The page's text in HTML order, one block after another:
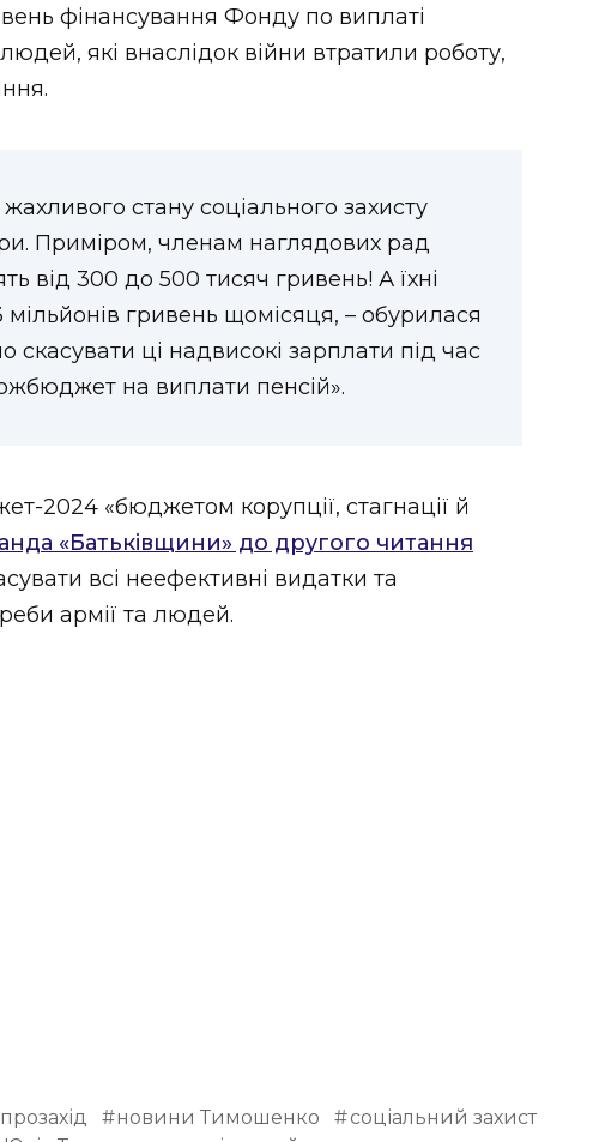
фінансування Фонду по виплаті
які внаслідок війни втратили роботу,
стану соціального захисту
Приміром, членам наглядових рад
від 300 до 500 тисяч гривень! А їхні
гривень щомісяця, – обурилася
ці надвисокі зарплати під час
на виплати пенсій».
2024 «бюджетом корупції, стагнації й
«Батьківщини» до другого читання
всі неефективні видатки та
армії та людей.
новини Тимошенко
соціальний захист